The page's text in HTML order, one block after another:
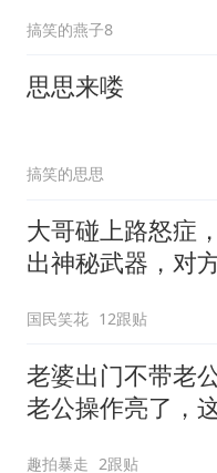
搞笑的燕子8
思思来喽
搞笑的思思
大哥碰上路怒症
出神秘武器，对
国民笑花 12跟贴
老婆出门不带老
老公操作亮了，
趣拍暴走 2跟贴